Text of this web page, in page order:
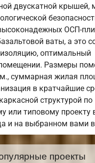
двускатной крышей,
ОСП-
ваты, а это
оптимальный
Размеры
суммарная жилая
в кратчайшие
структурой по
или типовому проекту
и на выбранном вами
проекты